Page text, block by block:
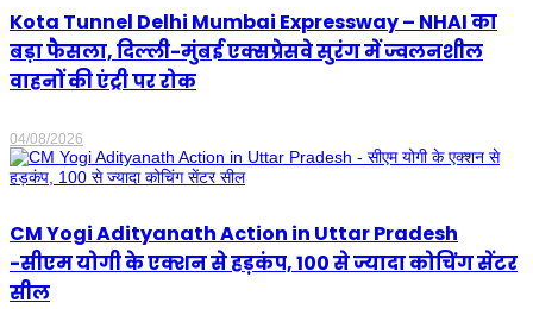
Kota Tunnel Delhi Mumbai Expressway – NHAI का
बड़ा फैसला, दिल्ली-मुंबई एक्सप्रेसवे सुरंग में ज्वलनशील
वाहनों की एंट्री पर रोक
04/08/2026
CM Yogi Adityanath Action in Uttar Pradesh
-सीएम योगी के एक्शन से हड़कंप, 100 से ज्यादा कोचिंग सेंटर
सील